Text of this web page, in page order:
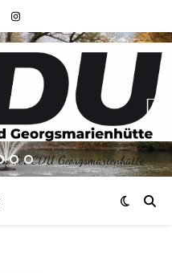
der CDU Georgsmarienhütte